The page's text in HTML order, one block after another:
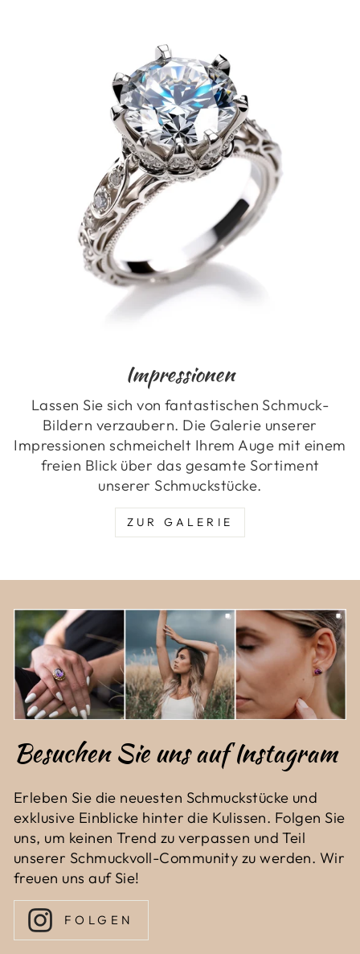
Impressionen
Lassen Sie sich von fantastischen Schmuck-
Bildern verzaubern. Die Galerie unserer
Impressionen schmeichelt Ihrem Auge mit einem
freien Blick über das gesamte Sortiment
unserer Schmuckstücke.
ZUR GALERIE
Besuchen Sie uns auf Instagram
Erleben Sie die neuesten Schmuckstücke und
exklusive Einblicke hinter die Kulissen. Folgen Sie
uns, um keinen Trend zu verpassen und Teil
unserer Schmuckvoll-Community zu werden. Wir
freuen uns auf Sie!
FOLGEN